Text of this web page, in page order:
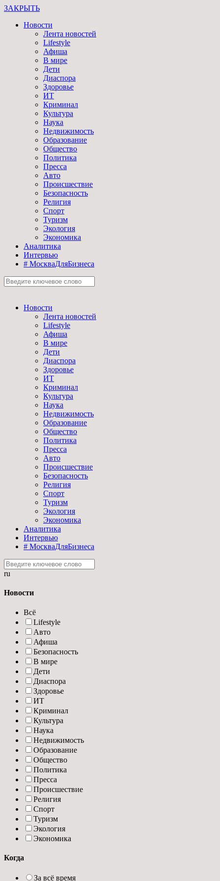
ЗАКРЫТЬ
Новости
Лента новостей
Lifestyle
Афиша
В мире
Дети
Диаспора
Здоровье
ИТ
Криминал
Культура
Наука
Недвижимость
Образование
Общество
Политика
Пресса
Авто
Происшествие
Безопасность
Религия
Спорт
Туризм
Экология
Экономика
Аналитика
Интервью
# МоскваДляБизнеса
Новости
Лента новостей
Lifestyle
Афиша
В мире
Дети
Диаспора
Здоровье
ИТ
Криминал
Культура
Наука
Недвижимость
Образование
Общество
Политика
Пресса
Авто
Происшествие
Безопасность
Религия
Спорт
Туризм
Экология
Экономика
Аналитика
Интервью
# МоскваДляБизнеса
ru
Новости
Всё
Lifestyle
Авто
Афиша
Безопасность
В мире
Дети
Диаспора
Здоровье
ИТ
Криминал
Культура
Наука
Недвижимость
Образование
Общество
Политика
Пресса
Происшествие
Религия
Спорт
Туризм
Экология
Экономика
Когда
За всё время